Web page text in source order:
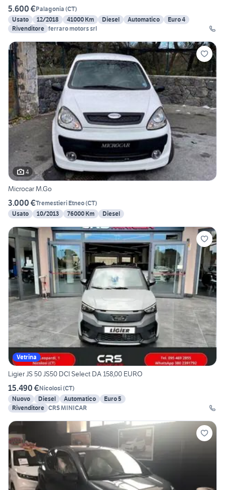
5.600 €Palagonia (CT)
Usato
12/2018 41000 Km Diesel Automatico
Euro 4
Rivenditore ferraro motors srl
4
Microcar M.Go
3.000 €Tremestieri Etneo(CT)
Usato
10/2013 76000 Km Diesel
Vetrina
Ligier JS 50 JS50 DCI Select DA 158,00 EURO
15.490 €Nicolosi(CT)
Nuovo
Diesel Automatico
Euro 5
Rivenditore CRS MINICAR